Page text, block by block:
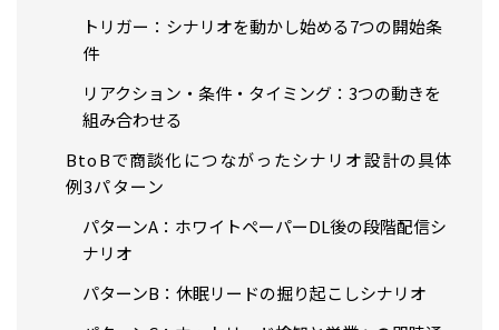
トリガー：シナリオを動かし始める7つの開始条
件
リアクション・条件・タイミング：3つの動きを
組み合わせる
BtoBで商談化につながったシナリオ設計の具体
例3パターン
パターンA：ホワイトペーパーDL後の段階配信シ
ナリオ
パターンB：休眠リードの掘り起こしシナリオ